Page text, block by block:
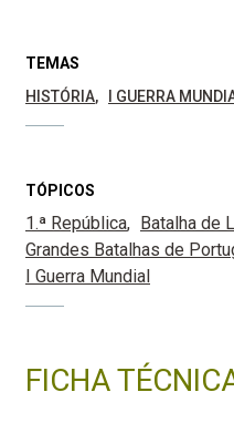
TEMAS
HISTÓRIA
I GUERRA
TÓPICOS
1.ª República
Batalha de
Grandes Batalhas de
I Guerra Mundial
FICHA